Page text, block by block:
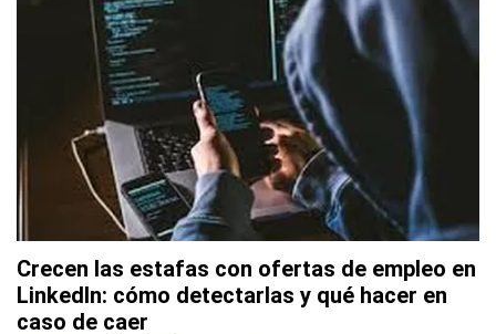
Crecen las estafas con ofertas de empleo en
LinkedIn: cómo detectarlas y qué hacer en
caso de caer